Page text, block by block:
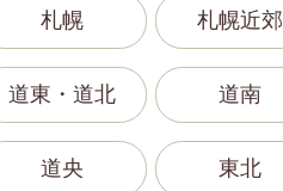
札幌 札幌近郊
道東・道北 道南
道央 東北